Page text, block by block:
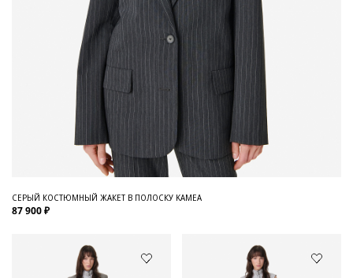
СЕРЫЙ КОСТЮМНЫЙ ЖАКЕТ В ПОЛОСКУ KAMEA
87 900 ₽